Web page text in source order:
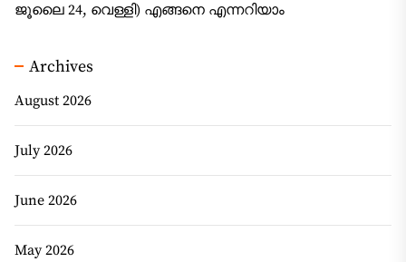
ജൂലൈ 24, വെള്ളി) എങ്ങനെ എന്നറിയാം
Archives
August 2026
July 2026
June 2026
May 2026